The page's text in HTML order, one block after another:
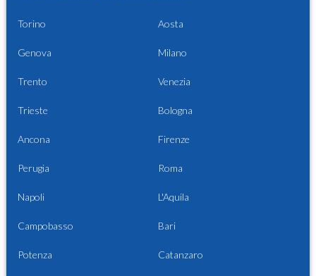
Torino Aosta
Genova Milano
Trento Venezia
Trieste Bologna
Ancona Firenze
Perugia Roma
Napoli L'Aquila
Campobasso Bari
Potenza Catanzaro